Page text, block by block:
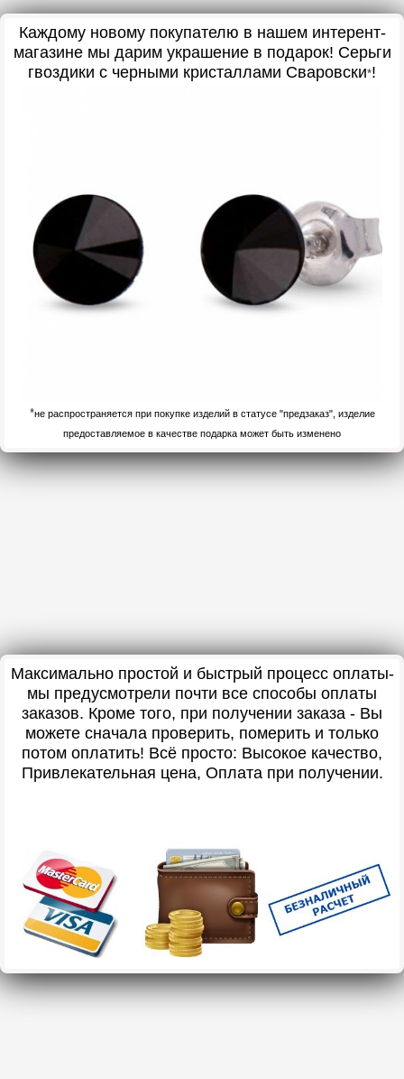
Каждому новому покупателю в нашем интерент-
магазине мы дарим украшение в подарок! Серьги
гвоздики с черными кристаллами Сваровски*!
*не распространяется при покупке изделий в статусе "предзаказ", изделие
предоставляемое в качестве подарка может быть изменено
Максимально простой и быстрый процесс оплаты-
мы предусмотрели почти все способы оплаты
заказов. Кроме того, при получении заказа - Вы
можете сначала проверить, померить и только
потом оплатить! Всё просто: Высокое качество,
Привлекательная цена, Оплата при получении.